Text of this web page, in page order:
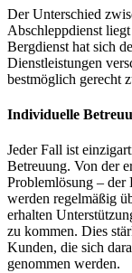
Der Unterschied
Abschleppdienst
Bergdienst hat sich
Dienstleistungen
bestmöglich gerecht
Individuelle
Jeder Fall ist
Betreuung. Von der
Problemlösung –
werden regelmäßig
erhalten
zu kommen. Dies
Kunden, die sich
genommen werden.